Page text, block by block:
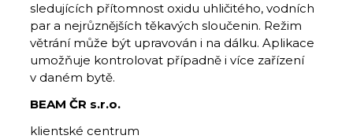
sledujících přítomnost oxidu uhličitého, vodních
par a nejrůznějších těkavých sloučenin. Režim
větrání může být upravován i na dálku. Aplikace
umožňuje kontrolovat případně i více zařízení
v daném bytě.
BEAM ČR s.r.o.
klientské centrum